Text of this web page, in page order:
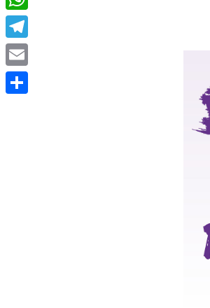
WhatsApp
Telegram
Email